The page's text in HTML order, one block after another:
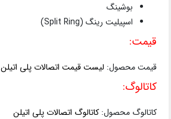
بوشینگ
اسپیلیت رینگ (Split Ring)
قیمت:
قیمت محصول: لیست قیمت اتصالات پلی اتیلن
کاتالوگ:
کاتالوگ محصول:کاتالوگ اتصالات پلی اتیلن